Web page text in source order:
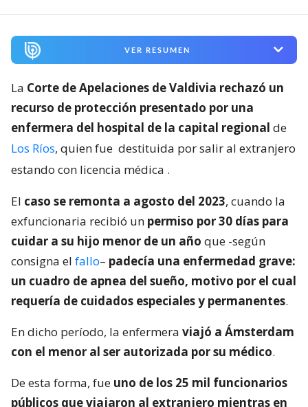
VER RESUMEN
La Corte de Apelaciones de Valdivia rechazó un
recurso de protección presentado por una
enfermera del hospital de la capital regional de
Los Ríos, quien fue destituida por salir al extranjero
estando con licencia médica .
El caso se remonta a agosto del 2023, cuando la
exfuncionaria recibió un permiso por 30 días para
cuidar a su hijo menor de un año que -según
consigna el fallo– padecía una enfermedad grave:
un cuadro de apnea del sueño, motivo por el cual
requería de cuidados especiales y permanentes.
En dicho período, la enfermera viajó a Ámsterdam
con el menor al ser autorizada por su médico.
De esta forma, fue uno de los 25 mil funcionarios
públicos que viajaron al extranjero mientras en